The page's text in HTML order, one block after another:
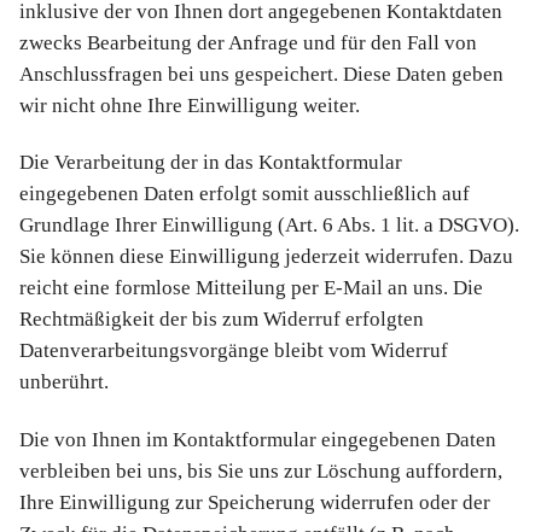
inklusive der von Ihnen dort angegebenen Kontaktdaten
zwecks Bearbeitung der Anfrage und für den Fall von
Anschlussfragen bei uns gespeichert. Diese Daten geben
wir nicht ohne Ihre Einwilligung weiter.
Die Verarbeitung der in das Kontaktformular
eingegebenen Daten erfolgt somit ausschließlich auf
Grundlage Ihrer Einwilligung (Art. 6 Abs. 1 lit. a DSGVO).
Sie können diese Einwilligung jederzeit widerrufen. Dazu
reicht eine formlose Mitteilung per E-Mail an uns. Die
Rechtmäßigkeit der bis zum Widerruf erfolgten
Datenverarbeitungsvorgänge bleibt vom Widerruf
unberührt.
Die von Ihnen im Kontaktformular eingegebenen Daten
verbleiben bei uns, bis Sie uns zur Löschung auffordern,
Ihre Einwilligung zur Speicherung widerrufen oder der